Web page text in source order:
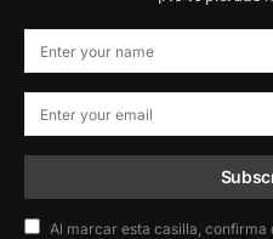
Al marcar esta casilla, confirma